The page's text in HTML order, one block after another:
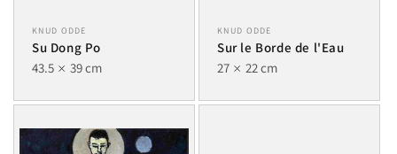
KNUD ODDE
Su Dong Po
43.5
39 cm
KNUD ODDE
Sur le Borde de l'Eau
27
22 cm